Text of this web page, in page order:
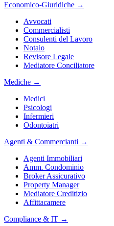
Economico-Giuridiche →
Avvocati
Commercialisti
Consulenti del Lavoro
Notaio
Revisore Legale
Mediatore Conciliatore
Mediche →
Medici
Psicologi
Infermieri
Odontoiatri
Agenti & Commercianti →
Agenti Immobiliari
Amm. Condominio
Broker Assicurativo
Property Manager
Mediatore Creditizio
Affittacamere
Compliance & IT →